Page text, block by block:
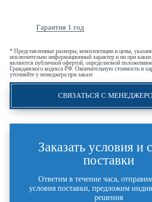
Гарантия 1 год
* Представленные размеры, комплектации и цены,
исключительно информационный характер и ни при
являются публичной офертой, определяемой
Гражданского кодекса РФ. Окончательную стоимость и
уточняйте у менеджера при заказе
СВЯЗАТЬСЯ С
Заказать условия и
поставки
Ответим в течение часа,
условия поставки, предложим
решения